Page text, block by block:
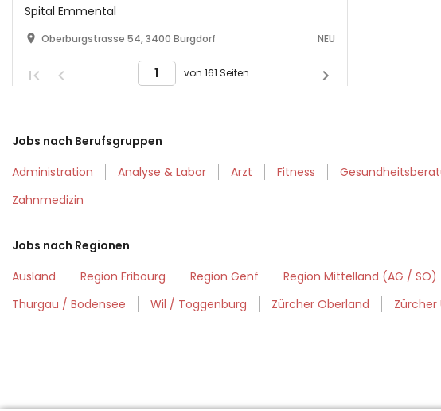
Spital Emmental
Oberburgstrasse 54, 3400 Burgdorf NEU
von 161 Seiten
Jobs nach Berufsgruppen
Administration
Analyse & Labor Arzt Fitness
Zahnmedizin
Jobs nach Regionen
Ausland
Region Fribourg Region Genf Region Mittelland (AG / SO)
Thurgau / Bodensee
Wil / Toggenburg Zürcher Oberland